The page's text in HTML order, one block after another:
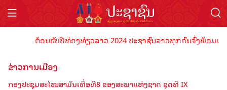
ຕ້ອນຮັບປີທ່ອງທ່ຽວລາວ 2024 ປະຊາຊົນລາວທຸກຄົນຈົ່ງພ້ອມເປັນ
ຂ່າວການເມືອງ
ກອງປະຊຸມສະໄໝສາມັນເທື່ອທີ8 ຂອງສະພາແຫ່ງຊາດ ຊຸດທີ IX